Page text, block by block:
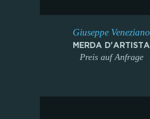
Giuseppe Veneziano
MERDA D'ARTISTA
Preis auf Anfrage